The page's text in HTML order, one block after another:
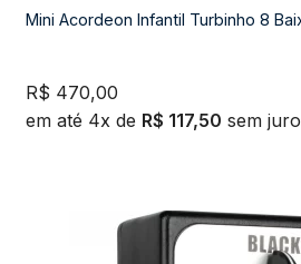
Mini Acordeon Infantil Turbinho 8
R$ 470,00
em até 4x de R$ 117,50 sem